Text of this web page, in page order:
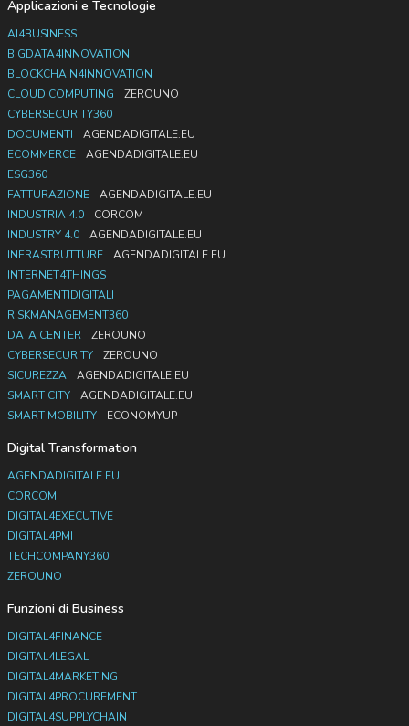
Applicazioni e Tecnologie
AI4BUSINESS
BIGDATA4INNOVATION
BLOCKCHAIN4INNOVATION
CLOUD COMPUTING
ZEROUNO
CYBERSECURITY360
DOCUMENTI
AGENDADIGITALE.EU
ECOMMERCE
AGENDADIGITALE.EU
ESG360
FATTURAZIONE
AGENDADIGITALE.EU
INDUSTRIA 4.0
CORCOM
INDUSTRY 4.0
AGENDADIGITALE.EU
INFRASTRUTTURE
AGENDADIGITALE.EU
INTERNET4THINGS
PAGAMENTIDIGITALI
RISKMANAGEMENT360
DATA CENTER
ZEROUNO
CYBERSECURITY
ZEROUNO
SICUREZZA
AGENDADIGITALE.EU
SMART CITY
AGENDADIGITALE.EU
SMART MOBILITY
ECONOMYUP
Digital Transformation
AGENDADIGITALE.EU
CORCOM
DIGITAL4EXECUTIVE
DIGITAL4PMI
TECHCOMPANY360
ZEROUNO
Funzioni di Business
DIGITAL4FINANCE
DIGITAL4LEGAL
DIGITAL4MARKETING
DIGITAL4PROCUREMENT
DIGITAL4SUPPLYCHAIN